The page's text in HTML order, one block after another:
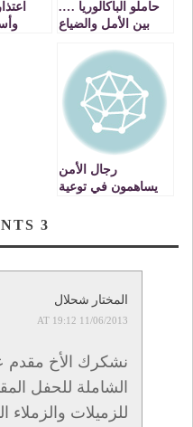
حاملو الباكالوريا ….
بين الأمل والضياع
رجال الأمن
يساهمون في توعية
3
المختار شحلال
11/06/2013 AT 19:12
نشكرك الأخ مقدم
الشاملة للحفل
للزميلات